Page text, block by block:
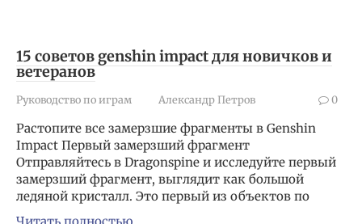
15 советов genshin impact для новичков и
ветеранов
Руководство по играм Александр Петров 0
Растопите все замерзшие фрагменты в Genshin
Impact Первый замерзший фрагмент
Отправляйтесь в Dragonspine и исследуйте первый
замерзший фрагмент, выглядит как большой
ледяной кристалл. Это первый из объектов по